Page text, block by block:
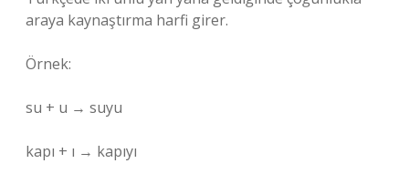
araya kaynaştırma harfi girer.
Örnek:
su + u → suyu
kapı + ı → kapıyı